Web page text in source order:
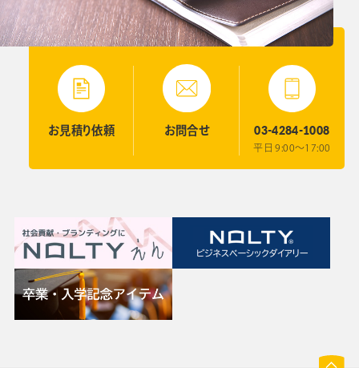
お見積り依頼 お問合せ 03-4284-1008
平日 9:00〜17:00